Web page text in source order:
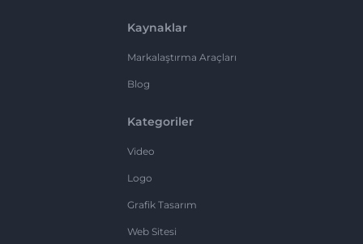
Kaynaklar
Markalaştırma Araçları
Blog
Kategoriler
Video
Logo
Grafik Tasarım
Web Sitesi